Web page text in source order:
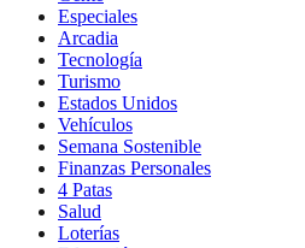
Especiales
Arcadia
Tecnología
Turismo
Estados Unidos
Vehículos
Semana Sostenible
Finanzas Personales
4 Patas
Salud
Loterías